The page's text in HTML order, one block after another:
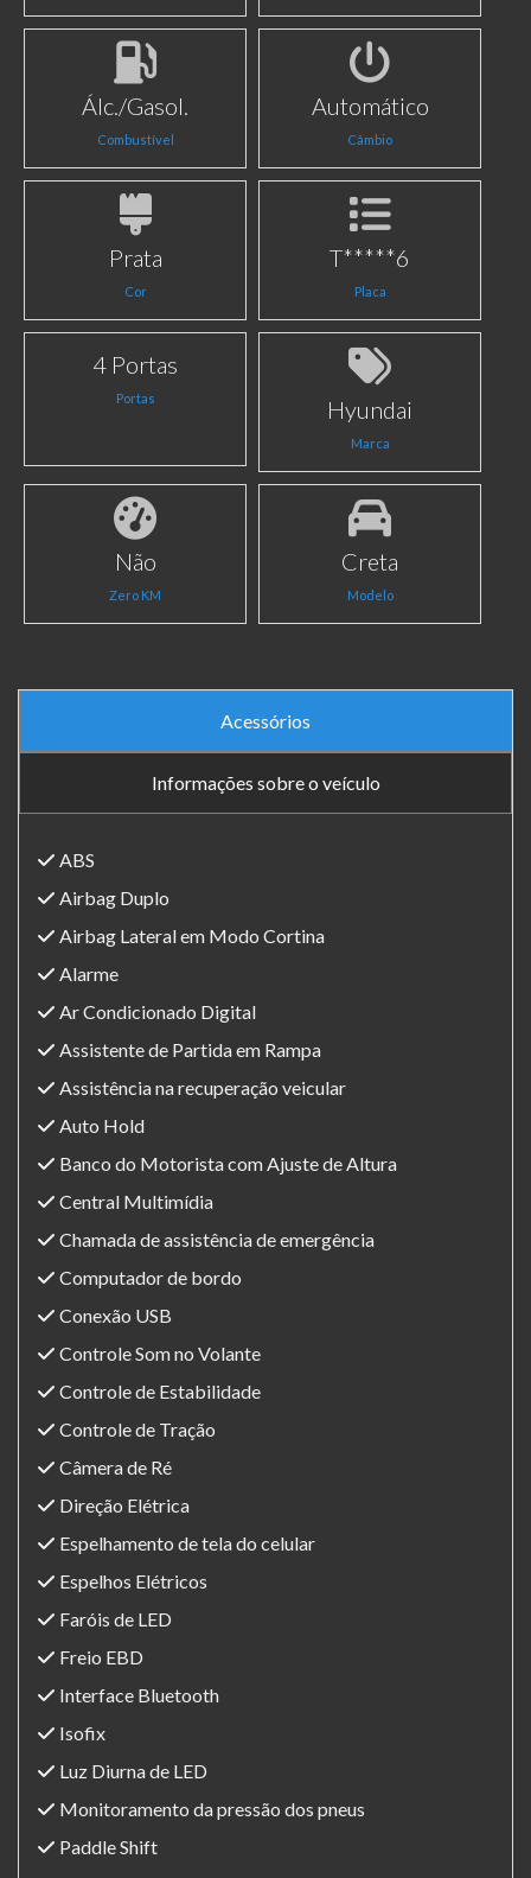
Álc./Gasol.
Combustível
Automático
Câmbio
Prata
Cor
T*****6
Placa
4 Portas
Portas Hyundai
Marca
Não
Zero KM
Creta
Modelo
Acessórios
Informações sobre o veículo
ABS
Airbag Duplo
Airbag Lateral em Modo Cortina
Alarme
Ar Condicionado Digital
Assistente de Partida em Rampa
Assistência na recuperação veicular
Auto Hold
Banco do Motorista com Ajuste de Altura
Central Multimídia
Chamada de assistência de emergência
Computador de bordo
Conexão USB
Controle Som no Volante
Controle de Estabilidade
Controle de Tração
Câmera de Ré
Direção Elétrica
Espelhamento de tela do celular
Espelhos Elétricos
Faróis de LED
Freio EBD
Interface Bluetooth
Isofix
Luz Diurna de LED
Monitoramento da pressão dos pneus
Paddle Shift